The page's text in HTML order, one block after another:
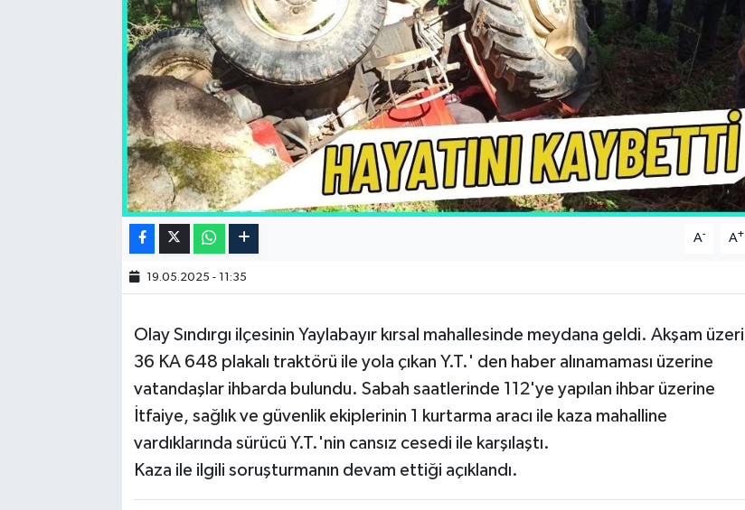
A- A+
19.05.2025 - 11:35
Olay Sındırgı ilçesinin Yaylabayır kırsal mahallesinde meydana geldi. Akşam üzeri
36 KA 648 plakalı traktörü ile yola çıkan Y.T.' den haber alınamaması üzerine
vatandaşlar ihbarda bulundu. Sabah saatlerinde 112'ye yapılan ihbar üzerine
İtfaiye, sağlık ve güvenlik ekiplerinin 1 kurtarma aracı ile kaza mahalline
vardıklarında sürücü Y.T.'nin cansız cesedi ile karşılaştı.
Kaza ile ilgili soruşturmanın devam ettiği açıklandı.